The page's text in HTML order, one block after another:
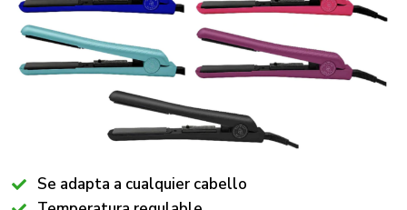
Se adapta a cualquier cabello